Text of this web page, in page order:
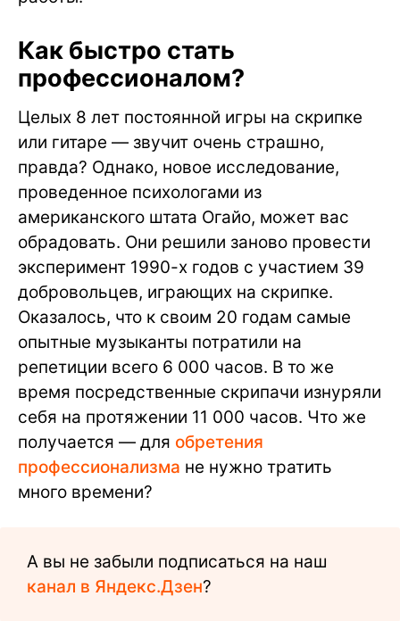
Как быстро стать
профессионалом?
Целых 8 лет постоянной игры на скрипке
или гитаре — звучит очень страшно,
правда? Однако, новое исследование,
проведенное психологами из
американского штата Огайо, может вас
обрадовать. Они решили заново провести
эксперимент 1990-х годов с участием 39
добровольцев, играющих на скрипке.
Оказалось, что к своим 20 годам самые
опытные музыканты потратили на
репетиции всего 6 000 часов. В то же
время посредственные скрипачи изнуряли
себя на протяжении 11 000 часов. Что же
получается — для обретения
профессионализма не нужно тратить
много времени?
А вы не забыли подписаться на наш
канал в Яндекс.Дзен?